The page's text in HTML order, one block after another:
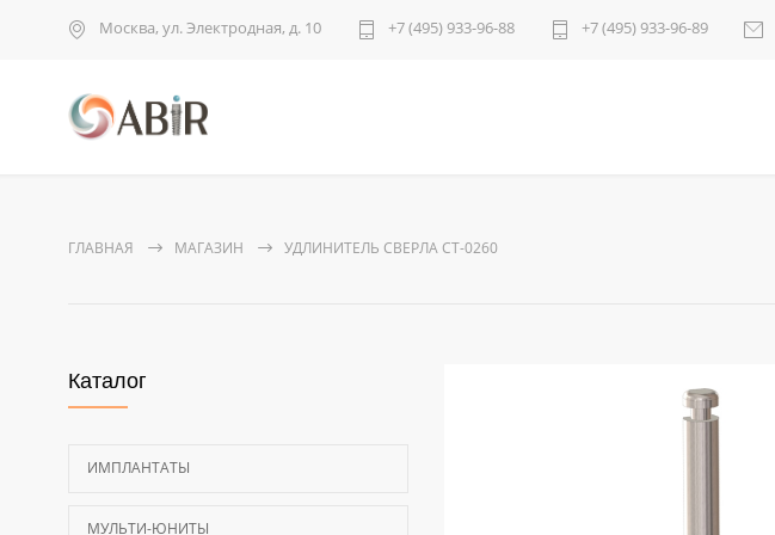
Москва, ул. Электродная, д. 10 +7 (495) 933-96-88 +7 (495) 933-96-89
ГЛАВНАЯ МАГАЗИН УДЛИНИТЕЛЬ СВЕРЛА CT-0260
Каталог
ИМПЛАНТАТЫ
МУЛЬТИ-ЮНИТЫ